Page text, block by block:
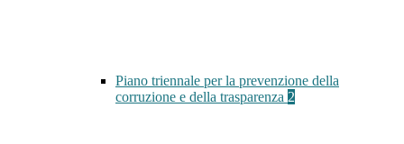
Piano triennale per la prevenzione della
corruzione e della trasparenza 2